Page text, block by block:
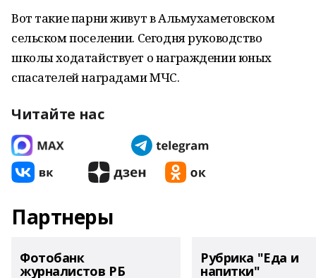
Вот такие парни живут в Альмухаметовском
сельском поселении. Сегодня руководство
школы ходатайствует о награждении юных
спасателей наградами МЧС.
Читайте нас
Партнеры
Фотобанк
журналистов РБ
Рубрика "Еда и
напитки"